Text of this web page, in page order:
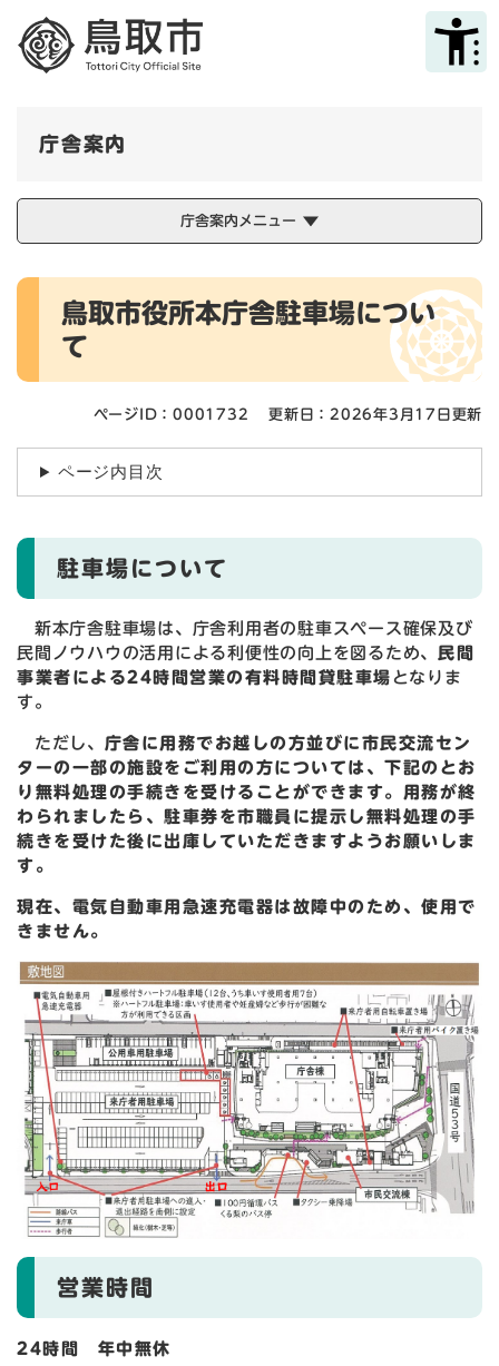
メニューを飛ばして本文へ
庁舎案内
庁舎案内メニュー
本
鳥取市役所本庁舎駐車場につい
て
ページID：0001732 更新日：2026年3月17日更新
ページ内目次
駐車場について
新本庁舎駐車場は、庁舎利用者の駐車スペース確保及び
民間ノウハウの活用による利便性の向上を図るため、
民間
事業者による24時間営業の有料時間貸駐車場 となりま
す。
ただし、 庁舎に用務でお越しの方並びに市民交流セン
ターの一部の施設をご利用の方については、下記のとお
り無料処理の手続きを受けることができます。用務が終
わられましたら、駐車券を市職員に提示し無料処理の手
続きを受けた後に出庫していただきますようお願いしま
す。
現在、電気自動車用急速充電器は故障中のため、使用で
きません。
営業時間
24時間 年中無休